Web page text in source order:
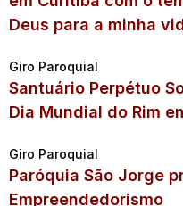
Deus para a minha
Giro Paroquial
Santuário Perpétuo
Dia Mundial do Rim
Giro Paroquial
Paróquia São Jorge
Empreendedorismo